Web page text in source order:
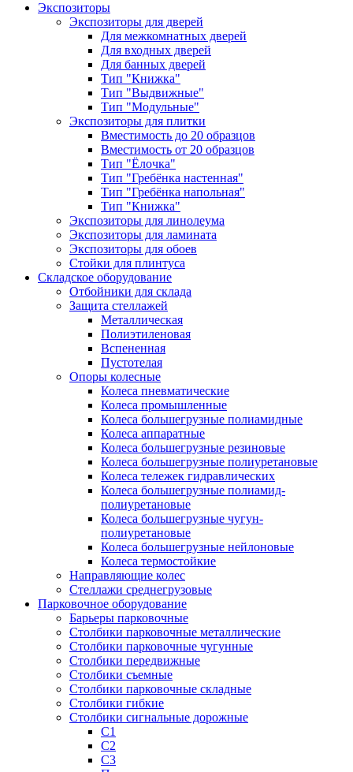
Экспозиторы
Экспозиторы для дверей
Для межкомнатных дверей
Для входных дверей
Для банных дверей
Тип "Книжка"
Тип "Выдвижные"
Тип "Модульные"
Экспозиторы для плитки
Вместимость до 20 образцов
Вместимость от 20 образцов
Тип "Ёлочка"
Тип "Гребёнка настенная"
Тип "Гребёнка напольная"
Тип "Книжка"
Экспозиторы для линолеума
Экспозиторы для ламината
Экспозиторы для обоев
Стойки для плинтуса
Складское оборудование
Отбойники для склада
Защита стеллажей
Металлическая
Полиэтиленовая
Вспененная
Пустотелая
Опоры колесные
Колеса пневматические
Колеса промышленные
Колеса большегрузные полиамидные
Колеса аппаратные
Колеса большегрузные резиновые
Колеса большегрузные полиуретановые
Колеса тележек гидравлических
Колеса большегрузные полиамид-
полиуретановые
Колеса большегрузные чугун-
полиуретановые
Колеса большегрузные нейлоновые
Колеса термостойкие
Направляющие колес
Стеллажи среднегрузовые
Парковочное оборудование
Барьеры парковочные
Столбики парковочные металлические
Столбики парковочные чугунные
Столбики передвижные
Столбики съемные
Столбики парковочные складные
Столбики гибкие
Столбики сигнальные дорожные
С1
С2
С3